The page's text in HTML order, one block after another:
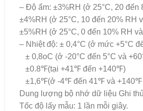
– Độ ẩm: ±3%RH (ở 25°C, 20 đến
±4%RH (ở 25°C, 10 đến 20% RH
±5%RH (ở 25°C, 0 đến 10% RH
– Nhiệt độ: ± 0,4°C (ở mức +5°C
± 0,8oC (ở -20°C đến 5°C và
±0.8℉(tại +41℉ đến +140℉)
±1,6℉(ở -4℉ đến 41℉ và +140℉
Dung lượng bộ nhớ dữ liệu Ghi
Tốc độ lấy mẫu: 1 lần mỗi giây.